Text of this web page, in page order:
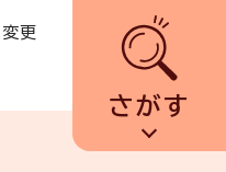
更
さがす